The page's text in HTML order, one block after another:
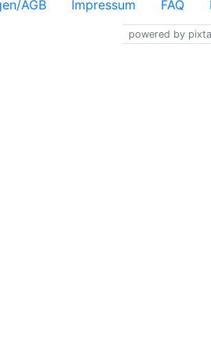
AGB Impressum FAQ
powered by